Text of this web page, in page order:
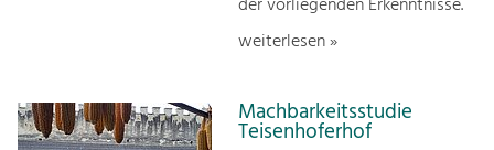
weiterlesen »
Machbarkeitsstudie
Teisenhoferhof